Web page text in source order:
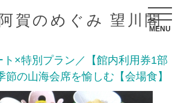
賀のめぐみ 望川閣
MENU
ト×特別プラン／【館内利用券1部
節の山海会席を愉しむ【会場食】